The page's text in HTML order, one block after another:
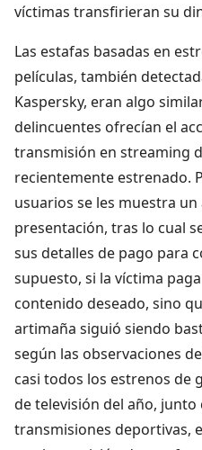
víctimas transfirieran su
Las estafas basadas en
películas, también
Kaspersky, eran algo
delincuentes ofrecían el
transmisión en streaming
recientemente estrenado.
usuarios se les muestra
presentación, tras lo cual
sus detalles de pago para
supuesto, si la víctima
contenido deseado, sino
artimaña siguió siendo
según las observaciones
casi todos los estrenos de
de televisión del año, junto
transmisiones deportivas,